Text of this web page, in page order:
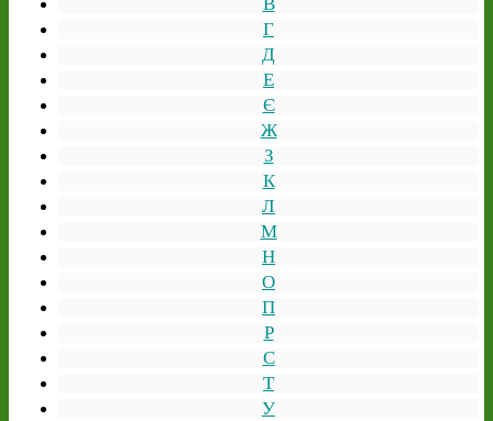
Г
Д
Е
Є
Ж
З
К
Л
М
Н
О
П
Р
С
Т
У